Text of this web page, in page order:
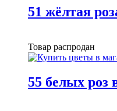
51 жёлтая
Товар распродан
55 белых роз